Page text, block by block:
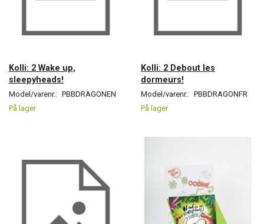
Kolli: 2 Wake up,
sleepyheads!
Model/varenr.: PBBDRAGONEN
På lager
Kolli: 2 Debout les
dormeurs!
Model/varenr.: PBBDRAGONFR
På lager